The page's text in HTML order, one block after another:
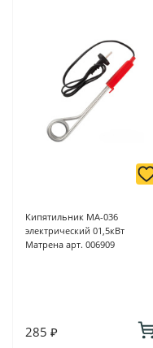
Кипятильник МА-036
электрический 01,5кВт
Матрена арт. 006909
285 ₽